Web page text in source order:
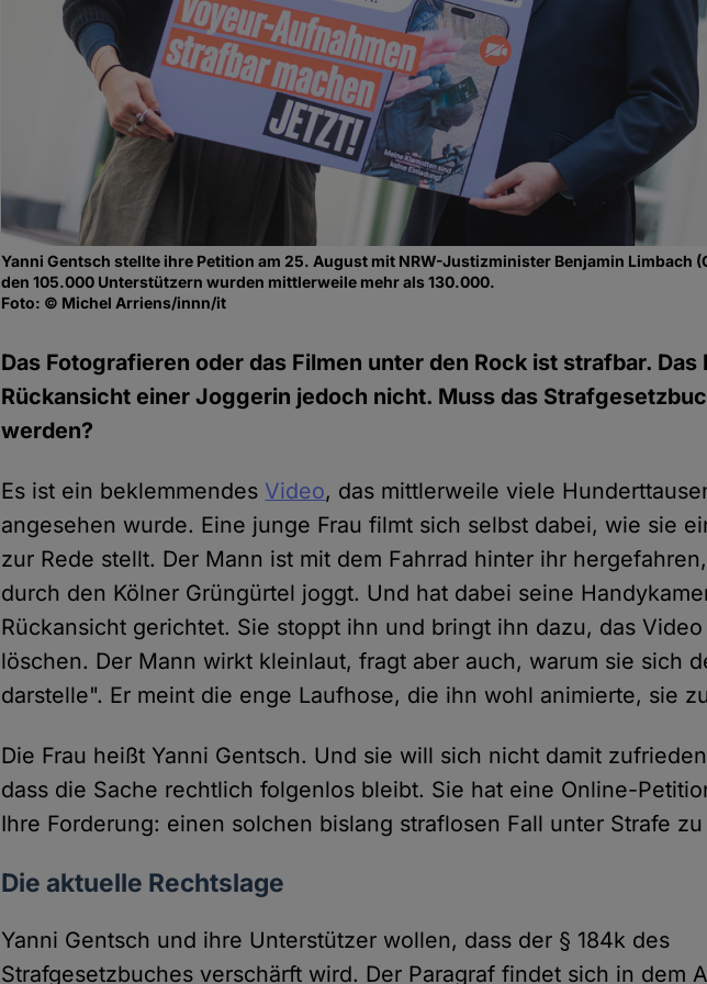
Yanni Gentsch stellte ihre Petition am 25. August mit NRW-Justizminister Benjamin Limbach
den 105.000 Unterstützern wurden mittlerweile mehr als 130.000.
Foto: © Michel Arriens/innn/it
Das Fotografieren oder das Filmen unter den Rock ist strafbar. Das
Rückansicht einer Joggerin jedoch nicht. Muss das
werden?
Es ist ein beklemmendes Video, das mittlerweile viele
angesehen wurde. Eine junge Frau filmt sich selbst dabei, wie sie
zur Rede stellt. Der Mann ist mit dem Fahrrad hinter ihr
durch den Kölner Grüngürtel joggt. Und hat dabei seine
Rückansicht gerichtet. Sie stoppt ihn und bringt ihn dazu, das Video
löschen. Der Mann wirkt kleinlaut, fragt aber auch, warum sie sich
darstelle". Er meint die enge Laufhose, die ihn wohl animierte, sie
Die Frau heißt Yanni Gentsch. Und sie will sich nicht damit
dass die Sache rechtlich folgenlos bleibt. Sie hat eine Online-
Ihre Forderung: einen solchen bislang straflosen Fall unter Strafe
Die aktuelle Rechtslage
Yanni Gentsch und ihre Unterstützer wollen, dass der § 184k des
Strafgesetzbuches verschärft wird. Der Paragraf findet sich in dem